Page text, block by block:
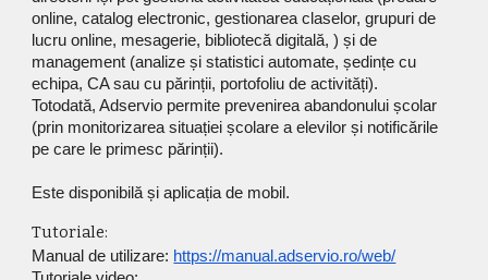
online, catalog electronic, gestionarea claselor, grupuri de
lucru online, mesagerie, bibliotecă digitală, ) și de
management (analize și statistici automate, ședințe cu
echipa, CA sau cu părinții, portofoliu de activități).
Totodată, Adservio permite prevenirea abandonului școlar
(prin monitorizarea situației școlare a elevilor și notificările
pe care le primesc părinții).
Este disponibilă și aplicația de mobil.
Tutoriale:
Manual de utilizare: https://manual.adservio.ro/web/